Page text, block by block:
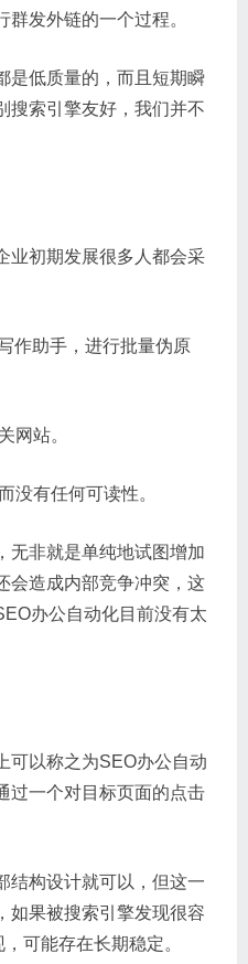
发外链的一个过程。
是低质量的，而且短期瞬
搜索引擎友好，我们并不
业初期发展很多人都会采
作助手，进行批量伪原
网站。
没有任何可读性。
无非就是单纯地试图增加
会造成内部竞争冲突，这
办公自动化目前没有太
可以称之为SEO办公自动
过一个对目标页面的点击
结构设计就可以，但这一
如果被搜索引擎发现很容
可能存在长期稳定。